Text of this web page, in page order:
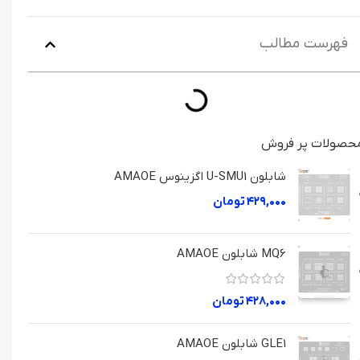
فهرست مطالب
پر فروش
شابلون U-SMU1 اگزینوس AMAOE
۴۲۹,۰۰۰تومان
MQ6 شابلون AMAOE
۴۲۸,۰۰۰تومان
GLE1 شابلون AMAOE